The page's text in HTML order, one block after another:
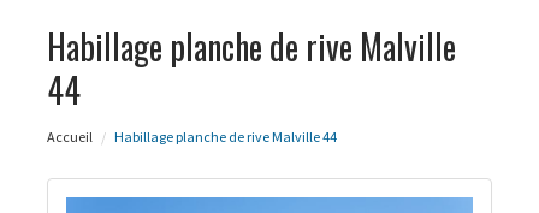
Habillage planche de rive Malville
44
Accueil Habillage planche de rive Malville 44